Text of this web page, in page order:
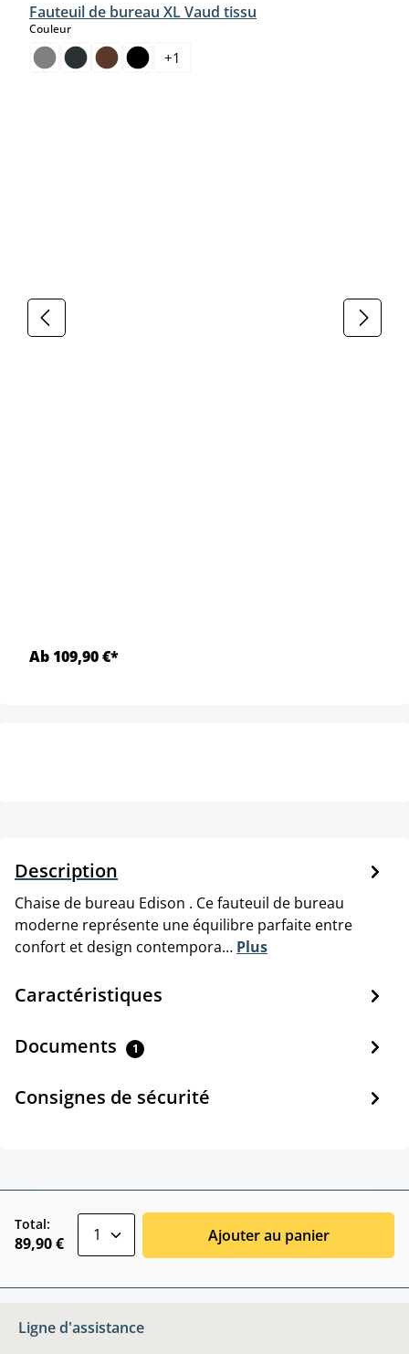
Fauteuil de bureau XL Vaud tissu
Couleurselect
+1
Ab 109,90 €*
Description
Chaise de bureau Edison . Ce fauteuil de bureau
moderne représente une équilibre parfaite entre
confort et design contempora… Plus
Caractéristiques
Documents 1
Consignes de sécurité
Total:
89,90 € Ajouter au panier
Ligne d'assistance